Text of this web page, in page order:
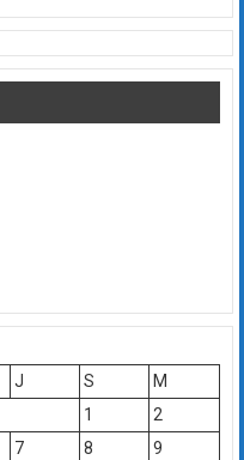
J S
M
1
2
7 8
9